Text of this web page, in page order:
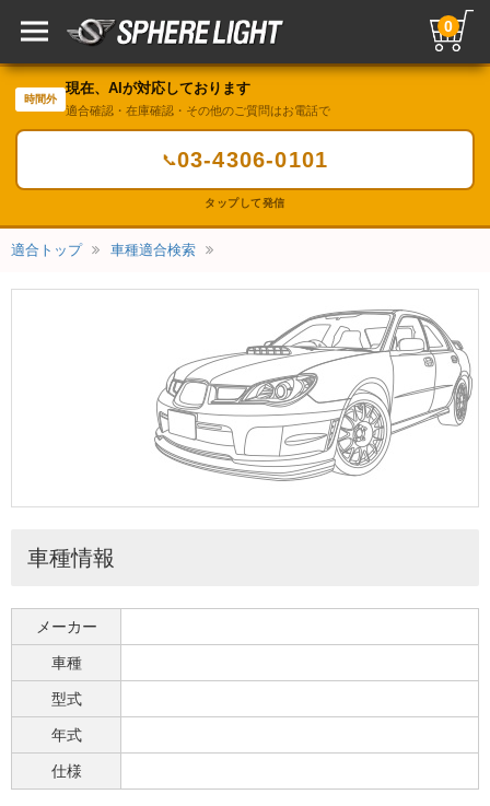
0
時間外
現在、AIが対応しております
適合確認・在庫確認・その他のご質問はお電話で
📞03-4306-0101
タップして発信
適合トップ 車種適合検索
車種情報
メーカー
車種
型式
年式
仕様